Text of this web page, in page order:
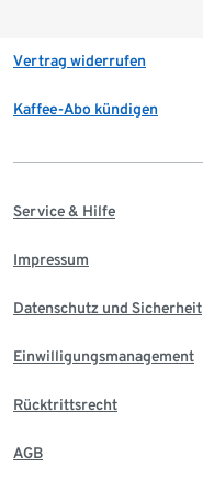
Vertrag widerrufen
Kaffee-Abo kündigen
Service & Hilfe
Impressum
Datenschutz und Sicherheit
Einwilligungsmanagement
Rücktrittsrecht
AGB